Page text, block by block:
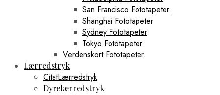
San Francisco Fototapeter
Shanghai Fototapeter
Sydney Fototapeter
Tokyo Fototapeter
Verdenskort Fototapeter
Lærredstryk
CitatLærredstryk
Dyrelærredstryk